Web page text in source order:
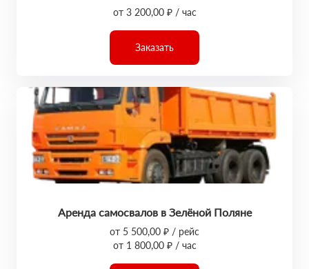
от 3 200,00 ₽ / час
Заказать
Аренда самосвалов в Зелёной Поляне
от 5 500,00 ₽ / рейс
от 1 800,00 ₽ / час